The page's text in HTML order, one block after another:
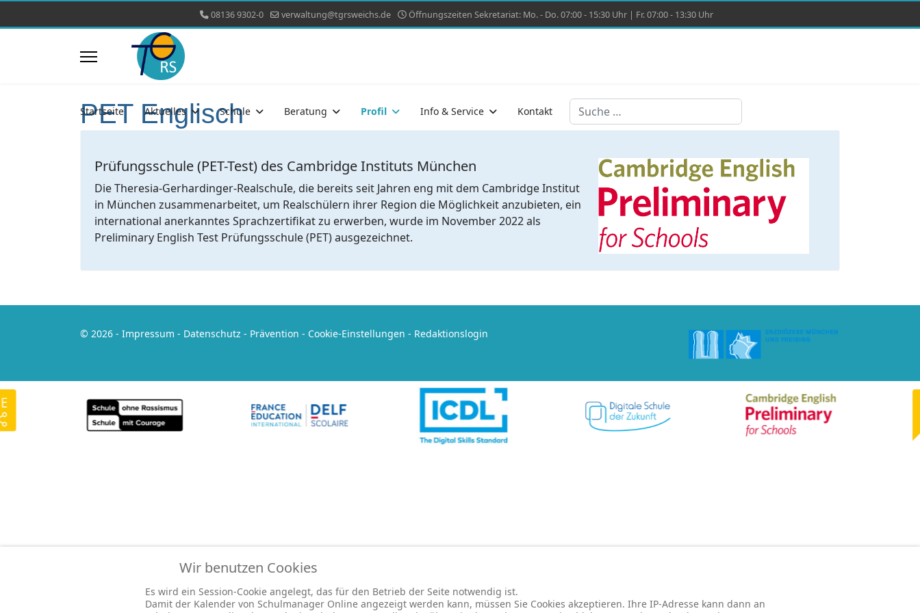
08136 9302-0 verwaltung@tgrsweichs.de Öffnungszeiten Sekretariat: Mo. - Do. 07:00 - 15:30 Uhr | Fr. 07:00 - 13:30 Uhr
Startseite Aktuelles Schule Beratung Profil Info & Service Kontakt Suchen
PET Englisch
Prüfungsschule (PET-Test) des Cambridge Instituts München
Die Theresia-Gerhardinger-RealschuIe, die bereits seit Jahren eng mit dem Cambridge Institut
in München zusammenarbeitet, um Realschülern ihrer Region die Möglichkeit anzubieten, ein
international anerkanntes Sprachzertifikat zu erwerben, wurde im November 2022 als
Preliminary English Test Prüfungsschule (PET) ausgezeichnet.
© 2026 - Impressum - Datenschutz - Prävention - Cookie-Einstellungen - Redaktionslogin
Wir benutzen Cookies
Es wird ein Session-Cookie angelegt, das für den Betrieb der Seite notwendig ist.
Damit der Kalender von Schulmanager Online angezeigt werden kann, müssen Sie Cookies akzeptieren. Ihre IP-Adresse kann dann an